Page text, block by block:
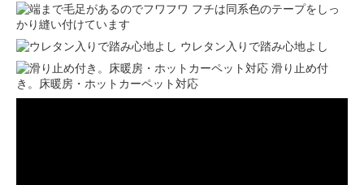
フチは同系色のテープをしっ
かり縫い付けています
ウレタン入りで踏み心地よし
滑り止め付
き。床暖房・ホットカーペット対応